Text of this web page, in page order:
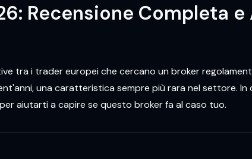
Recensione Completa
tra i trader europei che cercano un broker
una caratteristica sempre più rara nel settore.
aiutarti a capire se questo broker fa al caso tuo.